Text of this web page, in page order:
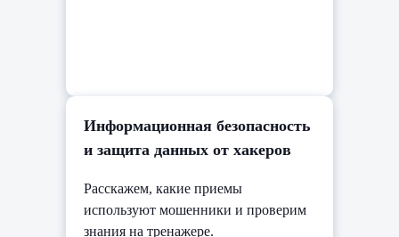
Информационная безопасность
и защита данных от хакеров
Расскажем, какие приемы
используют мошенники и проверим
знания на тренажере.